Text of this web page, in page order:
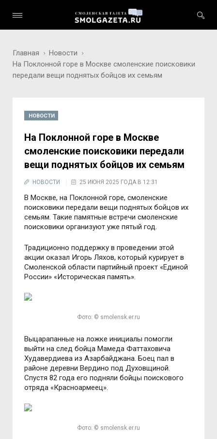
Главная
Новости
На Поклонной горе в Москве смоленские поисковики
передали вещи поднятых бойцов их семьям
НОВОСТИ
На Поклонной горе в Москве
смоленские поисковики передали
вещи поднятых бойцов их семьям
НОВОСТИ 25 ИЮНЯ 2025 ГОДА В 12:31
В Москве, на Поклонной горе, смоленские
поисковики передали вещи поднятых бойцов их
семьям. Такие памятные встречи смоленские
поисковики организуют уже пятый год.
Традиционно поддержку в проведении этой
акции оказал Игорь Ляхов, который курирует в
Смоленской области партийный проект «Единой
России» «Историческая память».
Фото: © smolensk.er.ru
Выцарапанные на ложке инициалы помогли
выйти на след бойца Мамеда Фаттаховича
Худавердиева из Азарбайджана. Боец пал в
районе деревни Вердино под Духовщиной.
Спустя 82 года его подняли бойцы поискового
отряда «Красноармеец».
Фото: © smolensk.er.ru